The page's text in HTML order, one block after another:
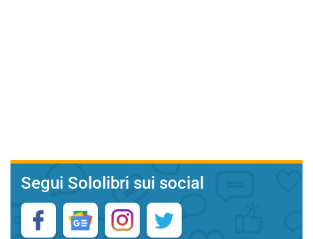
Segui Sololibri sui social